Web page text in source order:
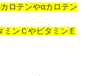
ロテンやαカロテン
ミンＣやビタミンＥ